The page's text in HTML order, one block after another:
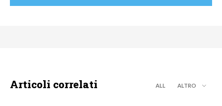
Articoli correlati ALL ALTRO